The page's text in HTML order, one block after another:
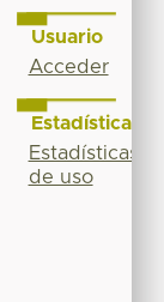
Usuario
Acceder
Estadísticas
Estadísticas
de uso